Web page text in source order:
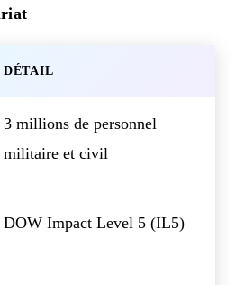
DÉTAIL
3 millions de personnel
militaire et civil
DOW Impact Level 5 (IL5)